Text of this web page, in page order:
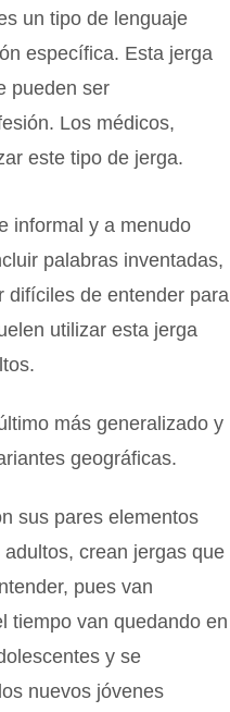
un tipo de lenguaje
específica. Esta jerga
pueden ser
Los médicos,
este tipo de jerga.
informal y a menudo
palabras inventadas,
difíciles de entender para
utilizar esta jerga
más generalizado y
geográficas.
sus pares elementos
crean jergas que
pues van
tiempo van quedando en
y se
nuevos jóvenes